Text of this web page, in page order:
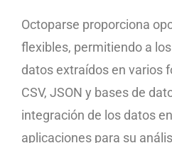
Octoparse proporciona
flexibles, permitiendo a
datos extraídos en varios
CSV, JSON y bases de
integración de los datos
aplicaciones para su